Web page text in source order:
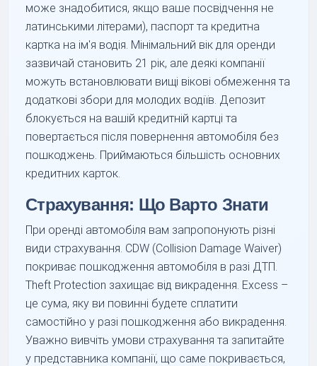
може знадобитися, якщо ваше посвідчення не
латинськими літерами), паспорт та кредитна
картка на ім'я водія. Мінімальний вік для оренди
зазвичай становить 21 рік, але деякі компанії
можуть встановлювати вищі вікові обмеження та
додаткові збори для молодих водіїв. Депозит
блокується на вашій кредитній картці та
повертається після повернення автомобіля без
пошкоджень. Приймаються більшість основних
кредитних карток.
Страхування: Що Варто Знати
При оренді автомобіля вам запропонують різні
види страхування. CDW (Collision Damage Waiver)
покриває пошкодження автомобіля в разі ДТП.
Theft Protection захищає від викрадення. Excess –
це сума, яку ви повинні будете сплатити
самостійно у разі пошкодження або викрадення.
Уважно вивчіть умови страхування та запитайте
у представника компанії, що саме покривається,